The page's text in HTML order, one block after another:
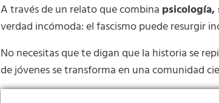
A través de un relato que combina
verdad incómoda: el fascismo puede resurgir
No necesitas que te digan que la historia se
de jóvenes se transforma en una comunidad